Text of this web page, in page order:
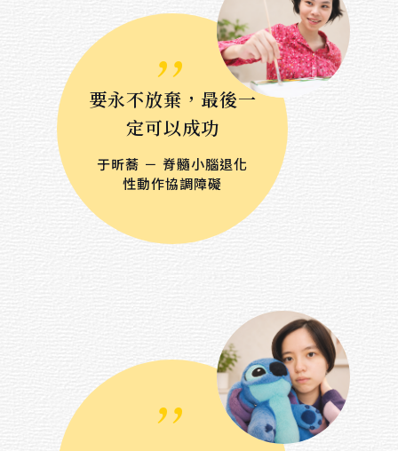
,,
要永不放棄，最後一
定可以成功
于昕蕎 － 脊髓小腦退化
性動作協調障礙
,,